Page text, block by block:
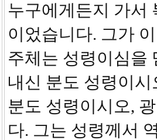
누구에게든지 가서
이었습니다. 그가
주체는 성령이심을
내신 분도 성령이
분도 성령이시오,
다. 그는 성령께서